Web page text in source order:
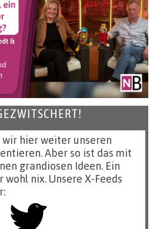
hier weiter unseren
Aber so ist das mit
grandiosen Ideen. Ein
wohl nix. Unsere X-Feeds